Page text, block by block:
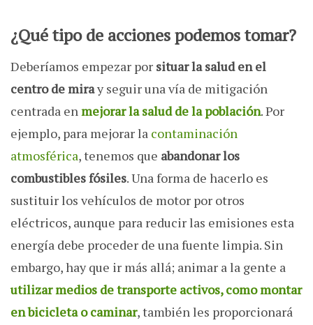
¿Qué tipo de acciones podemos tomar?
Deberíamos empezar por situar la salud en el
centro de miray seguir una vía de mitigación
centrada enmejorar la salud de la población. Por
ejemplo, para mejorar la contaminación
atmosférica, tenemos que abandonar los
combustibles fósiles. Una forma de hacerlo es
sustituir los vehículos de motor por otros
eléctricos, aunque para reducir las emisiones esta
energía debe proceder de una fuente limpia. Sin
embargo, hay que ir más allá; animar a la gente a
utilizar medios de transporte activos, como montar
en bicicleta o caminar, también les proporcionará